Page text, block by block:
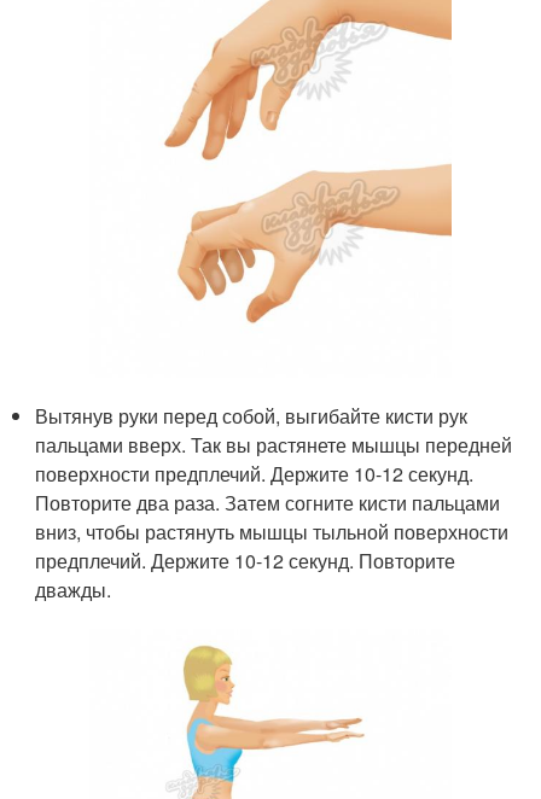
Вытянув руки перед собой, выгибайте кисти рук
пальцами вверх. Так вы растянете мышцы передней
поверхности предплечий. Держите 10-12 секунд.
Повторите два раза. Затем согните кисти пальцами
вниз, чтобы растянуть мышцы тыльной поверхности
предплечий. Держите 10-12 секунд. Повторите
дважды.